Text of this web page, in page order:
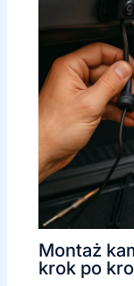
Montaż
krok po